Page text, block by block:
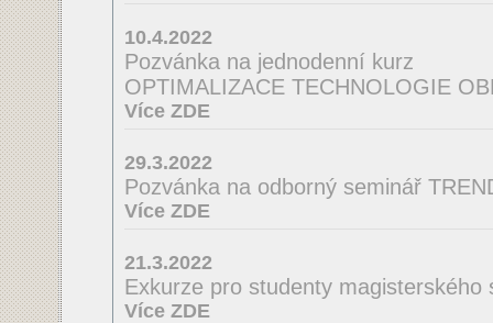
10.4.2022
Pozvánka na jednodenní kurz
OPTIMALIZACE TECHNOLOGIE
Více ZDE
29.3.2022
Pozvánka na odborný seminář
Více ZDE
21.3.2022
Exkurze pro studenty magisterského
Více ZDE